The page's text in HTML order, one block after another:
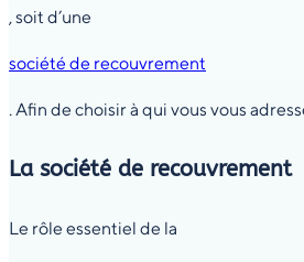
, soit d’une
société de recouvrement
. Afin de choisir à qui vous vous
La société de recouvrement
Le rôle essentiel de la